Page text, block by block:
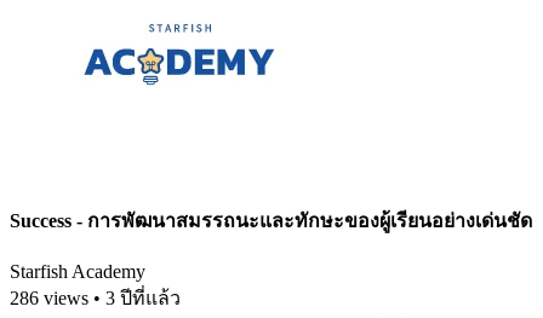
Success - การพัฒนาสมรรถนะและทักษะของผู้เรียนอย่างเด่นชัด
Starfish Academy
286 views • 3 ปีที่แล้ว